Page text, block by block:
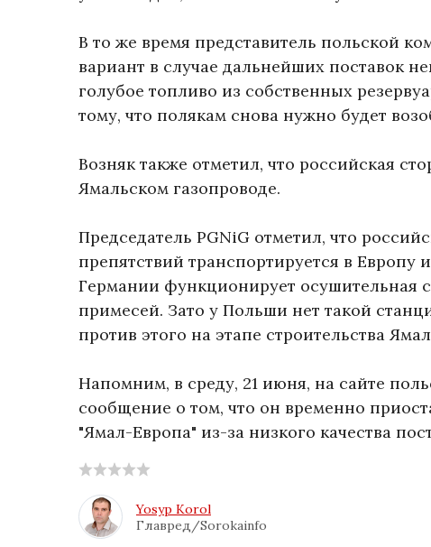
В то же время представитель польской
вариант в случае дальнейших поставок
голубое топливо из собственных
тому, что полякам снова нужно будет
Возняк также отметил, что российская
Ямальском газопроводе.
Председатель PGNiG отметил, что
препятствий транспортируется в
Германии функционирует осушительная
примесей. Зато у Польши нет такой
против этого на этапе строительства
Напомним, в среду, 21 июня, на сайте
сообщение о том, что он временно
"Ямал-Европа" из-за низкого качества
Yosyp Korol
Главред/Sorokainfo